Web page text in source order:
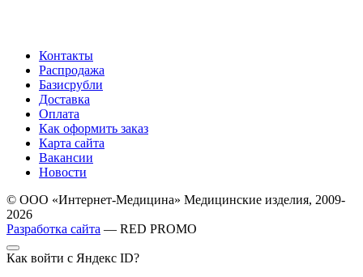
Контакты
Распродажа
Базисрубли
Доставка
Оплата
Как оформить заказ
Карта сайта
Вакансии
Новости
© ООО «Интернет-Медицина» Медицинские изделия, 2009-
2026
Разработка сайта — RED PROMO
Как войти с Яндекс ID?